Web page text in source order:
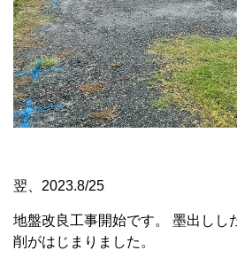
翌、2023.8/25
地盤改良工事開始です。 墨出しし
削がはじまりました。